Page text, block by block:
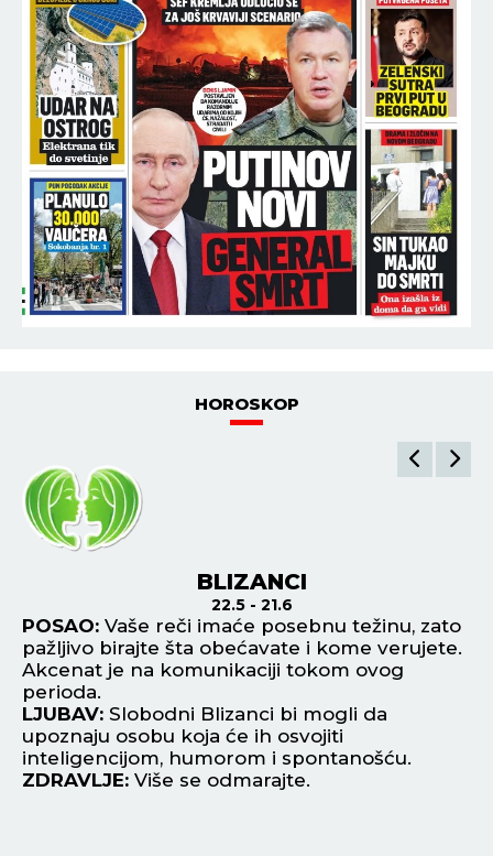
HOROSKOP
BLIZANCI
22.5 - 21.6
POSAO: Vaše reči imaće posebnu težinu, zato
pažljivo birajte šta obećavate i kome verujete.
Akcenat je na komunikaciji tokom ovog
perioda.
LJUBAV: Slobodni Blizanci bi mogli da
upoznaju osobu koja će ih osvojiti
inteligencijom, humorom i spontanošću.
ZDRAVLJE: Više se odmarajte.